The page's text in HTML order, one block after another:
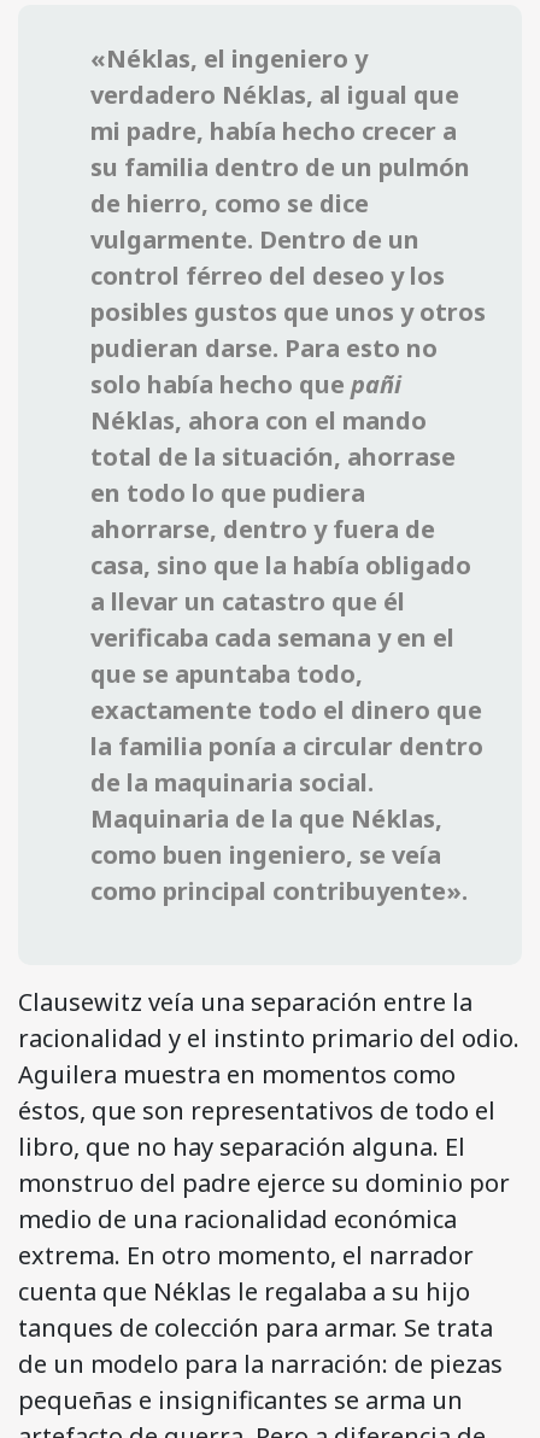
«Néklas, el ingeniero y
verdadero Néklas, al igual que
mi padre, había hecho crecer a
su familia dentro de un pulmón
de hierro, como se dice
vulgarmente. Dentro de un
control férreo del deseo y los
posibles gustos que unos y otros
pudieran darse. Para esto no
solo había hecho que pañi
Néklas, ahora con el mando
total de la situación, ahorrase
en todo lo que pudiera
ahorrarse, dentro y fuera de
casa, sino que la había obligado
a llevar un catastro que él
verificaba cada semana y en el
que se apuntaba todo,
exactamente todo el dinero que
la familia ponía a circular dentro
de la maquinaria social.
Maquinaria de la que Néklas,
como buen ingeniero, se veía
como principal contribuyente».
Clausewitz veía una separación entre la
racionalidad y el instinto primario del odio.
Aguilera muestra en momentos como
éstos, que son representativos de todo el
libro, que no hay separación alguna. El
monstruo del padre ejerce su dominio por
medio de una racionalidad económica
extrema. En otro momento, el narrador
cuenta que Néklas le regalaba a su hijo
tanques de colección para armar. Se trata
de un modelo para la narración: de piezas
pequeñas e insignificantes se arma un